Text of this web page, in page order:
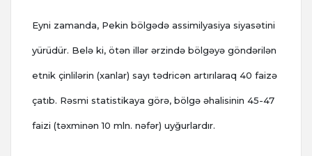
Eyni zamanda, Pekin bölgədə assimilyasiya siyasətini
yürüdür. Belə ki, ötən illər ərzində bölgəyə göndərilən
etnik çinlilərin (xanlar) sayı tədricən artırılaraq 40 faizə
çatıb. Rəsmi statistikaya görə, bölgə əhalisinin 45-47
faizi (təxminən 10 mln. nəfər) uyğurlardır.